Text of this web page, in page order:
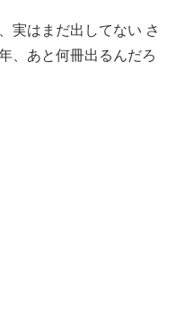
実はまだ出してない さ
、あと何冊出るんだろ